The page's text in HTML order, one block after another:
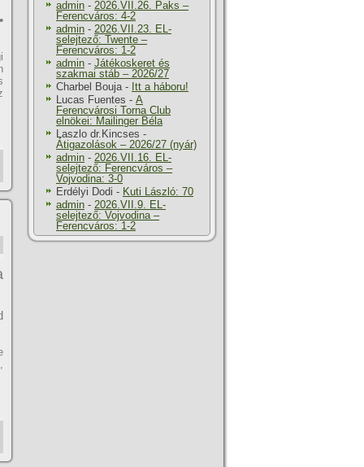
admin - 2026.VII.26. Paks –
Ferencváros: 4-2
admin - 2026.VII.23. EL-
selejtező: Twente –
Ferencváros: 1-2
admin - Játékoskeret és
szakmai stáb – 2026/27
Charbel Bouja- Itt a háboru!
Lucas Fuentes - A
Ferencvárosi Torna Club
elnökei: Mailinger Béla
Laszlo dr.Kincses -
Átigazolások – 2026/27 (nyár)
admin - 2026.VII.16. EL-
selejtező: Ferencváros –
Vojvodina: 3-0
Erdélyi Dodi - Kuti László: 70
admin - 2026.VII.9. EL-
selejtező: Vojvodina –
Ferencváros: 1-2